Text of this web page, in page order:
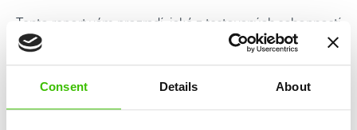
Consent Details About
Tento report vám prozradí, jaké z testovaných schopností
jsou silnou stránkou vašeho dítěte, a to díky porovnání s
se také, jakému pohybovému typu je vaše dítě nejblíže.